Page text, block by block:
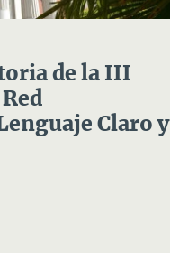
de la III
Claro y